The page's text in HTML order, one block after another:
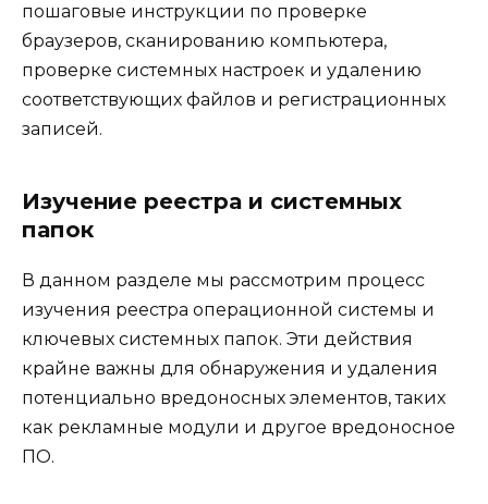
пошаговые инструкции по проверке
браузеров, сканированию компьютера,
проверке системных настроек и удалению
соответствующих файлов и регистрационных
записей.
Изучение реестра и системных
папок
В данном разделе мы рассмотрим процесс
изучения реестра операционной системы и
ключевых системных папок. Эти действия
крайне важны для обнаружения и удаления
потенциально вредоносных элементов, таких
как рекламные модули и другое вредоносное
ПО.